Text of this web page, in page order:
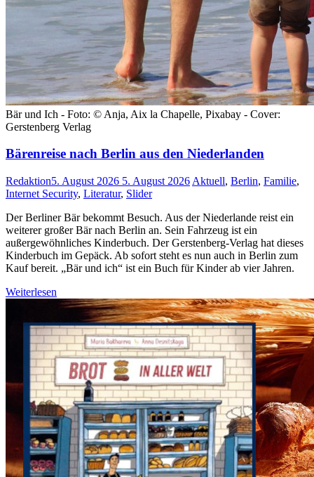
Bär und Ich - Foto: © Anja, Aix la Chapelle, Pixabay - Cover:
Gerstenberg Verlag
Bärenreise nach Berlin aus den Niederlanden
Redaktion5. August 2026 5. August 2026 Aktuell, Berlin, Familie,
Internet Security, Literatur, Slider
Der Berliner Bär bekommt Besuch. Aus der Niederlande reist ein
weiterer großer Bär nach Berlin an. Sein Fahrzeug ist ein
außergewöhnliches Kinderbuch. Der Gerstenberg-Verlag hat dieses
Kinderbuch im Gepäck. Ab sofort steht es nun auch in Berlin zum
Kauf bereit. „Bär und ich“ ist ein Buch für Kinder ab vier Jahren.
Weiterlesen